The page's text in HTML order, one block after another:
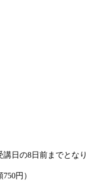
日の8日前までとなり
円）